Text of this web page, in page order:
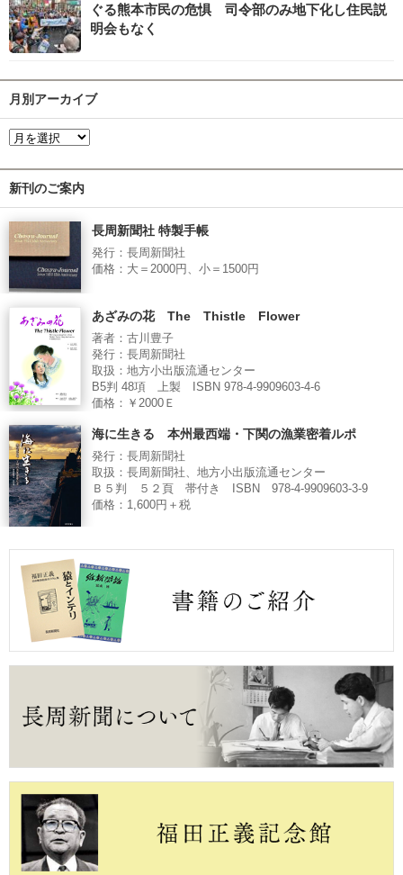
ぐる熊本市民の危惧 司令部のみ地下化し住民説
明会もなく
月別アーカイブ
新刊のご案内
長周新聞社 特製手帳
発行：長周新聞社
価格：大＝2000円、小＝1500円
あざみの花 The Thistle Flower
著者：古川豊子
発行：長周新聞社
取扱：地方小出版流通センター
B5判 48項 上製 ISBN 978-4-9909603-4-6
価格：￥2000Ｅ
海に生きる 本州最西端・下関の漁業密着ルポ
発行：長周新聞社
取扱：長周新聞社、地方小出版流通センター
Ｂ５判 ５２頁 帯付き ISBN 978-4-9909603-3-9
価格：1,600円＋税